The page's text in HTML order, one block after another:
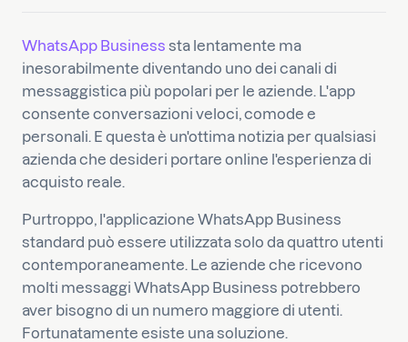
WhatsApp Business sta lentamente ma
inesorabilmente diventando uno dei canali di
messaggistica più popolari per le aziende. L'app
consente conversazioni veloci, comode e
personali. E questa è un'ottima notizia per qualsiasi
azienda che desideri portare online l'esperienza di
acquisto reale.
Purtroppo, l'applicazione WhatsApp Business
standard può essere utilizzata solo da quattro utenti
contemporaneamente. Le aziende che ricevono
molti messaggi WhatsApp Business potrebbero
aver bisogno di un numero maggiore di utenti.
Fortunatamente esiste una soluzione.